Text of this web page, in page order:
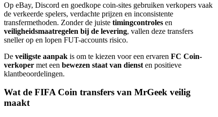
Op eBay, Discord en goedkope coin-sites gebruiken verkopers vaak
de verkeerde spelers, verdachte prijzen en inconsistente
transfermethoden. Zonder de juiste timingcontroles en
veiligheidsmaatregelen bij de levering, vallen deze transfers
sneller op en lopen FUT-accounts risico.
De veiligste aanpak is om te kiezen voor een ervaren FC Coin-
verkoper met een bewezen staat van dienst en positieve
klantbeoordelingen.
Wat de FIFA Coin transfers van MrGeek veilig
maakt